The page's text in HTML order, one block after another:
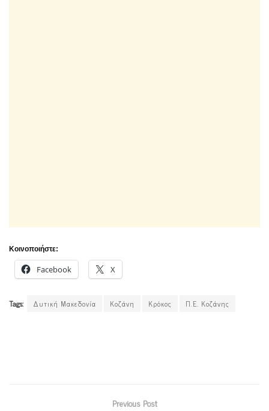
Κοινοποιήστε:
Facebook X
Tags: Δυτική Μακεδονία Κοζάνη Κρόκος Π.Ε. Κοζάνης
Previous Post